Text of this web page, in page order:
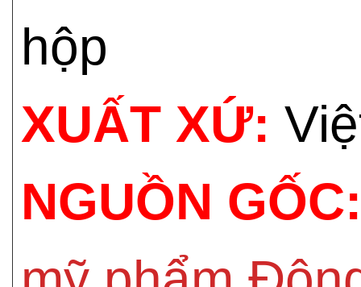
hộp
XUẤT XỨ:
NGUỒN GỐC: